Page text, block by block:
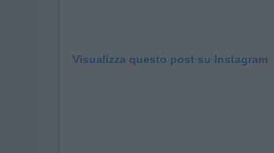
Visualizza questo post su Instagram